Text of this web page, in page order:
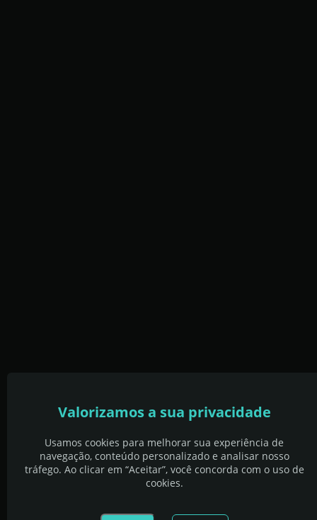
Valorizamos a sua privacidade
Usamos cookies para melhorar sua experiência de
navegação, conteúdo personalizado e analisar nosso
tráfego. Ao clicar em “Aceitar”, você concorda com o uso de
cookies.